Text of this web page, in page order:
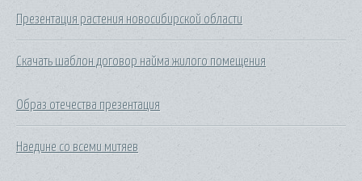
Презентация растения новосибирской области
Скачать шаблон договор найма жилого помещения
Образ отечества презентация
Наедине со всеми митяев